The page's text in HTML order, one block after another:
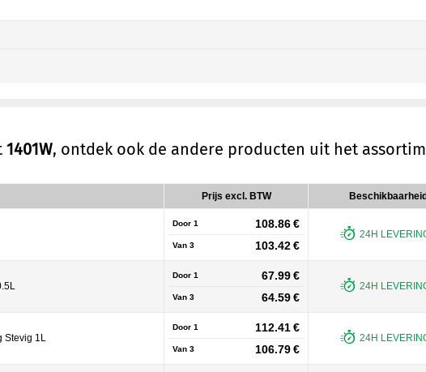
1401W, ontdek ook de andere producten uit het
Prijs excl. BTW Beschikbaarheid
Door 1 108.86 €
Van 3 103.42 €
24H
Door 1 67.99 €
Van 3 64.59 €
24H
Stevig 1L
Door 1 112.41 €
Van 3 106.79 €
24H